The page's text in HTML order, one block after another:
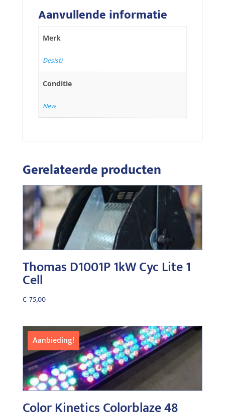
Aanvullende informatie
Merk
Desisti
Conditie
New
Gerelateerde producten
Thomas D1001P 1kW Cyc Lite 1
Cell
€ 75,00
Aanbieding!
Color Kinetics Colorblaze 48